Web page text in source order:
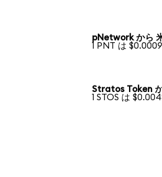
pNetwork から
1 PNT は
Stratos Token
1 STOS は